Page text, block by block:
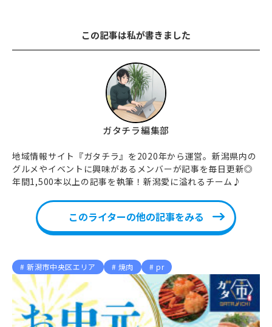
この記事は私が書きました
ガタチラ編集部
地域情報サイト『ガタチラ』を2020年から運営。新潟県内の
グルメやイベントに興味があるメンバーが記事を毎日更新◎
年間1,500本以上の記事を執筆！新潟愛に溢れるチーム♪
このライターの他の記事をみる
新潟市中央区エリア 焼肉 pr